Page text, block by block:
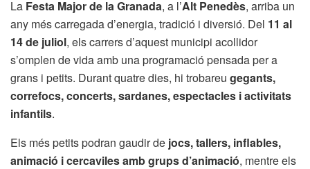
La Festa Major de la Granada, a l’Alt Penedès, arriba un
any més carregada d’energia, tradició i diversió. Del 11 al
14 de juliol, els carrers d’aquest municipi acollidor
s’omplen de vida amb una programació pensada per a
grans i petits. Durant quatre dies, hi trobareu gegants,
correfocs, concerts, sardanes, espectacles i activitats
infantils.
Els més petits podran gaudir de jocs, tallers, inflables,
animació i cercaviles amb grups d’animació, mentre els